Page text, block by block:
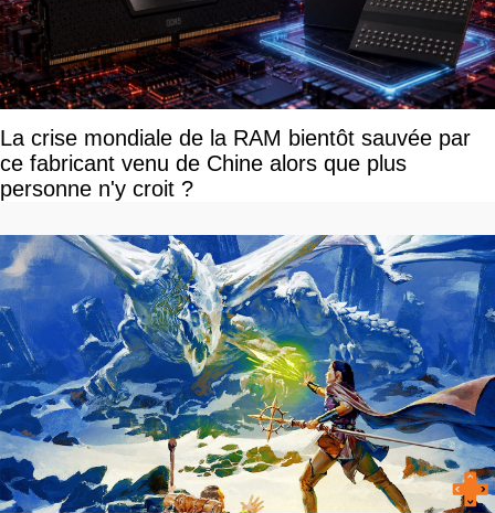
La crise mondiale de la RAM bientôt sauvée par
ce fabricant venu de Chine alors que plus
personne n'y croit ?